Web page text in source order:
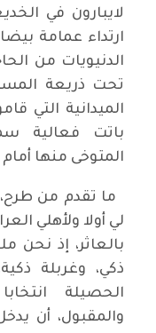
لايبارون في
ارتداء عمامة
الدنيويات من
تحت ذريعة
الميدانية التي
باتت فعالية
المتوخى منها
ما تقدم من طرح،
لي أولا ولأهلي
بالعاثر، إذ نحن
ذكي، وغربلة
الحصيلة
والمقبول، أن يدخل